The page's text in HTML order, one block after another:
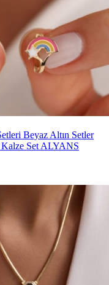
Beyaz Altın Setler
Kalze Set ALYANS